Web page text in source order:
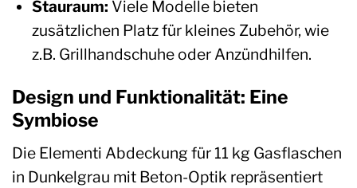
Stauraum: Viele Modelle bieten
zusätzlichen Platz für kleines Zubehör, wie
z.B. Grillhandschuhe oder Anzündhilfen.
Design und Funktionalität: Eine
Symbiose
Die Elementi Abdeckung für 11 kg Gasflaschen
in Dunkelgrau mit Beton-Optik repräsentiert